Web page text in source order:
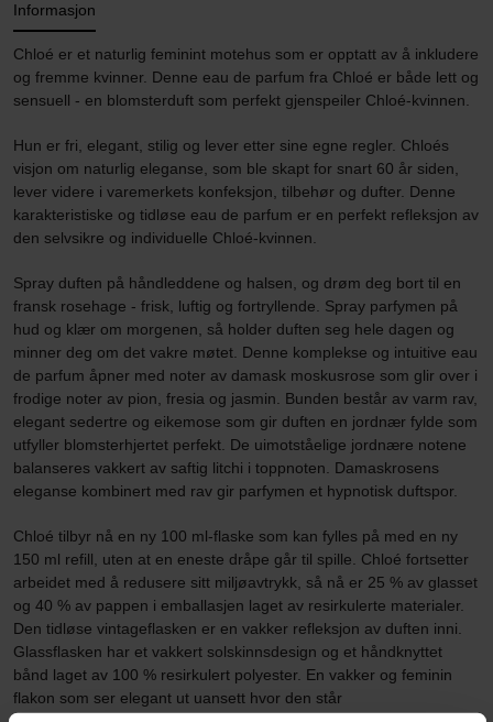
Informasjon
Chloé er et naturlig feminint motehus som er opptatt av å inkludere
og fremme kvinner. Denne eau de parfum fra Chloé er både lett og
sensuell - en blomsterduft som perfekt gjenspeiler Chloé-kvinnen.
Hun er fri, elegant, stilig og lever etter sine egne regler. Chloés
visjon om naturlig eleganse, som ble skapt for snart 60 år siden,
lever videre i varemerkets konfeksjon, tilbehør og dufter. Denne
karakteristiske og tidløse eau de parfum er en perfekt refleksjon av
den selvsikre og individuelle Chloé-kvinnen.
Spray duften på håndleddene og halsen, og drøm deg bort til en
fransk rosehage - frisk, luftig og fortryllende. Spray parfymen på
hud og klær om morgenen, så holder duften seg hele dagen og
minner deg om det vakre møtet. Denne komplekse og intuitive eau
de parfum åpner med noter av damask moskusrose som glir over i
frodige noter av pion, fresia og jasmin. Bunden består av varm rav,
elegant sedertre og eikemose som gir duften en jordnær fylde som
utfyller blomsterhjertet perfekt. De uimotståelige jordnære notene
balanseres vakkert av saftig litchi i toppnoten. Damaskrosens
eleganse kombinert med rav gir parfymen et hypnotisk duftspor.
Chloé tilbyr nå en ny 100 ml-flaske som kan fylles på med en ny
150 ml refill, uten at en eneste dråpe går til spille. Chloé fortsetter
arbeidet med å redusere sitt miljøavtrykk, så nå er 25 % av glasset
og 40 % av pappen i emballasjen laget av resirkulerte materialer.
Den tidløse vintageflasken er en vakker refleksjon av duften inni.
Glassflasken har et vakkert solskinnsdesign og et håndknyttet
bånd laget av 100 % resirkulert polyester. En vakker og feminin
flakon som ser elegant ut uansett hvor den står